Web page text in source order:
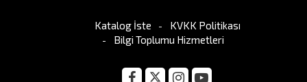
Katalog İste
KVKK Politikası
Bilgi Toplumu Hizmetleri